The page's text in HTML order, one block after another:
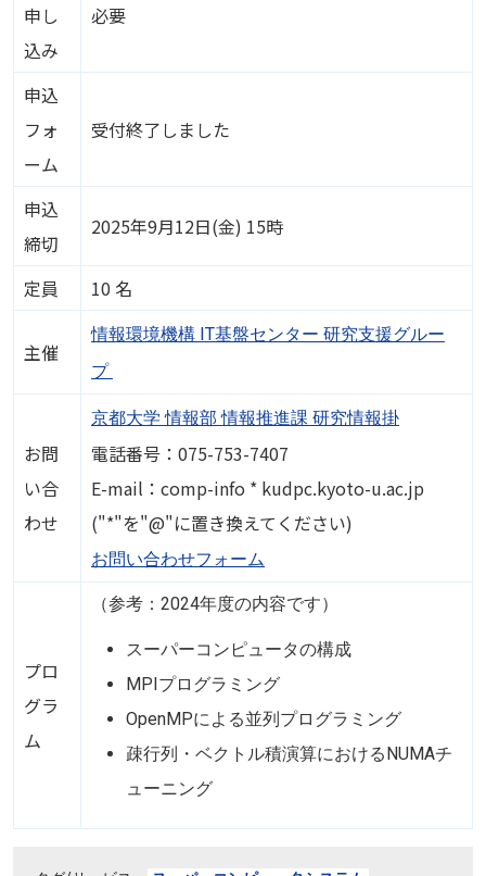
申し
込み
必要
申込
フォ
ーム
受付終了しました
申込
締切
2025年9月12日(金) 15時
定員 10 名
主催
情報環境機構 IT基盤センター 研究支援グルー
プ
お問
い合
わせ
京都大学 情報部 情報推進課 研究情報掛
電話番号：075-753-7407
E-mail：comp-info * kudpc.kyoto-u.ac.jp
("*"を"@"に置き換えてください)
お問い合わせフォーム
プロ
グラ
ム
（参考：2024年度の内容です）
スーパーコンピュータの構成
MPIプログラミング
OpenMPによる並列プログラミング
疎行列・ベクトル積演算におけるNUMAチ
ューニング